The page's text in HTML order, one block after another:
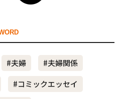
#夫婦
#夫婦関係
#コミックエッセイ